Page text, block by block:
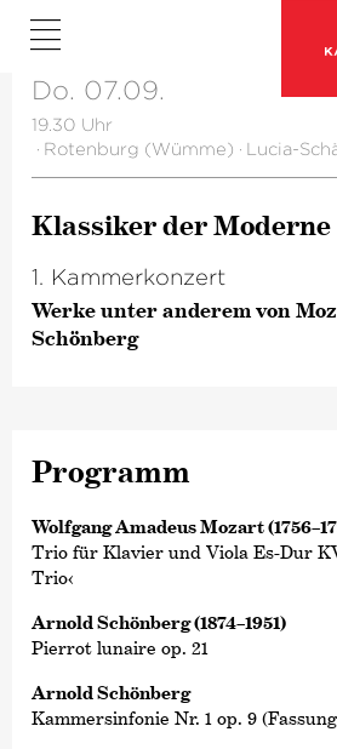
Do. 07.09.
19.30 Uhr
· Rotenburg (Wümme) · Lucia-
Klassiker der Moderne
1. Kammerkonzert
Werke unter anderem von
Schönberg
Programm
Wolfgang Amadeus Mozart
Trio für Klavier und Viola Es-Dur
Trio‹
Arnold Schönberg (1874–1951)
Pierrot lunaire op. 21
Arnold Schönberg
Kammersinfonie Nr. 1 op. 9